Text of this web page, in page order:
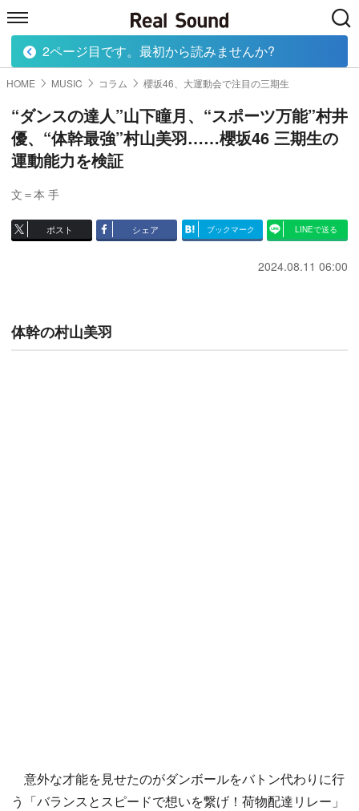
HOME MUSIC MOVIE TECH
HOME MUSIC コラム 櫻坂46、大運動会で注目の三期生
“ダンスの達人”山下瞳月、“スポーツ万能”村井
優、“体幹最強”村山美羽……櫻坂46 三期生の
運動能力を検証
文＝本 手
ポスト シェア ブックマーク LINEで送る
2024.08.11 06:00
体幹の村山美羽
意外な才能を見せたのがダンボールをバトン代わりに行
う「バランスとスピードで想いを繋げ！荷物配達リレー」
2ページ目です。最初から読みませんか?